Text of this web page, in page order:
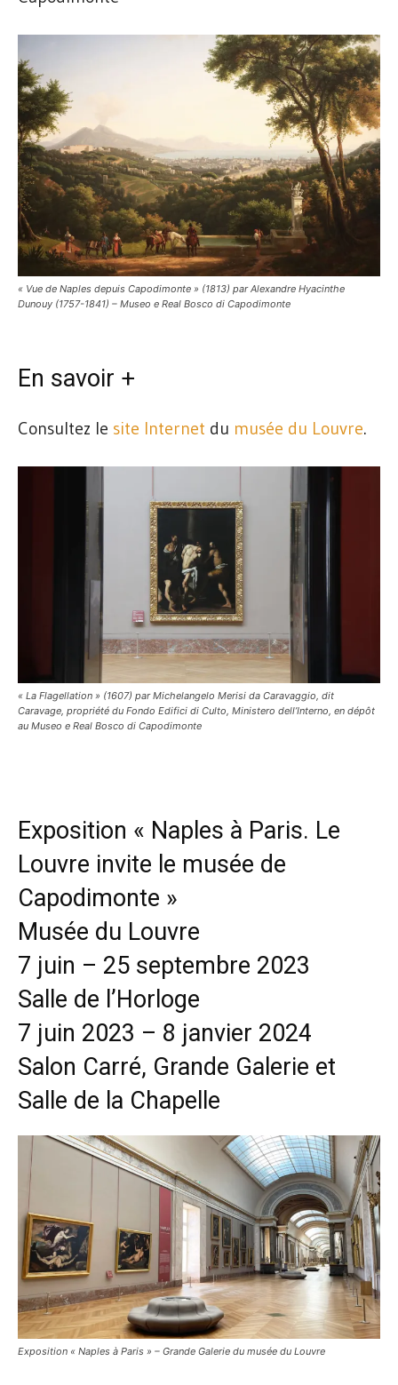
« Vue de Naples depuis Capodimonte » (1813) par Alexandre Hyacinthe
Dunouy (1757-1841) – Museo e Real Bosco di Capodimonte
En savoir +
Consultez le site Internet du musée du Louvre.
« La Flagellation » (1607) par Michelangelo Merisi da Caravaggio, dit
Caravage, propriété du Fondo Edifici di Culto, Ministero dell’Interno, en dépôt
au Museo e Real Bosco di Capodimonte
Exposition « Naples à Paris. Le
Louvre invite le musée de
Capodimonte »
Musée du Louvre
7 juin – 25 septembre 2023
Salle de l’Horloge
7 juin 2023 – 8 janvier 2024
Salon Carré, Grande Galerie et
Salle de la Chapelle
Exposition « Naples à Paris » – Grande Galerie du musée du Louvre